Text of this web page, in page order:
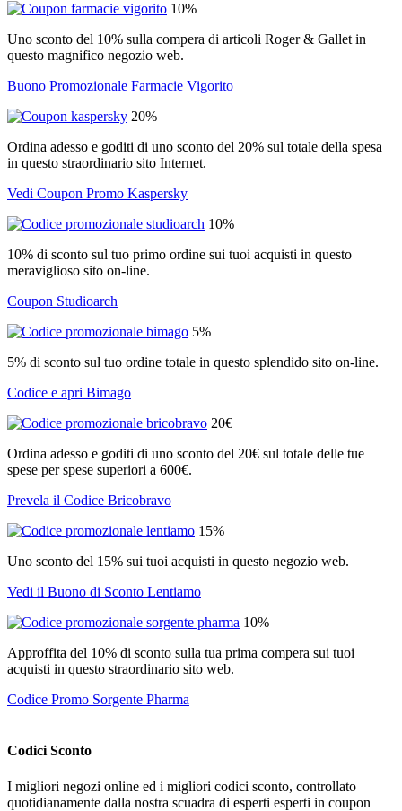
10%
Uno sconto del 10% sulla compera di articoli Roger & Gallet in
questo magnifico negozio web.
Buono Promozionale Farmacie Vigorito
20%
Ordina adesso e goditi di uno sconto del 20% sul totale della spesa
in questo straordinario sito Internet.
Vedi Coupon Promo Kaspersky
10%
10% di sconto sul tuo primo ordine sui tuoi acquisti in questo
meraviglioso sito on-line.
Coupon Studioarch
5%
5% di sconto sul tuo ordine totale in questo splendido sito on-line.
Codice e apri Bimago
20€
Ordina adesso e goditi di uno sconto del 20€ sul totale delle tue
spese per spese superiori a 600€.
Prevela il Codice Bricobravo
15%
Uno sconto del 15% sui tuoi acquisti in questo negozio web.
Vedi il Buono di Sconto Lentiamo
10%
Approffita del 10% di sconto sulla tua prima compera sui tuoi
acquisti in questo straordinario sito web.
Codice Promo Sorgente Pharma
Codici Sconto
I migliori negozi online ed i migliori codici sconto, controllato
quotidianamente dalla nostra scuadra di esperti esperti in coupon